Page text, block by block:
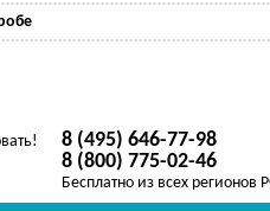
8 (495) 646-77-98
8 (800) 775-02-46
Бесплатно из всех регионов